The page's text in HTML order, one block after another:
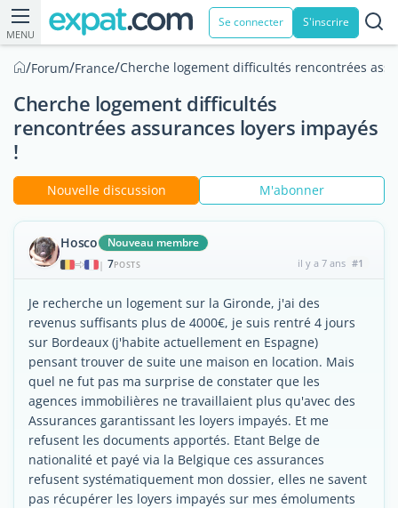
MENU
Se connecter S'inscrire
/Forum/France/Cherche logement difficultés rencontrées
Cherche logement difficultés
rencontrées assurances loyers impayés
!
Nouvelle discussion M'abonner
Hosco Nouveau membre
| 7POSTS il y a 7 ans #1
Je recherche un logement sur la Gironde, j'ai des
revenus suffisants plus de 4000€, je suis rentré 4 jours
sur Bordeaux (j'habite actuellement en Espagne)
pensant trouver de suite une maison en location. Mais
quel ne fut pas ma surprise de constater que les
agences immobilières ne travaillaient plus qu'avec des
Assurances garantissant les loyers impayés. Et me
refusent les documents apportés. Etant Belge de
nationalité et payé via la Belgique ces assurances
refusent systématiquement mon dossier, elles ne savent
pas récupérer les loyers impayés sur mes émoluments